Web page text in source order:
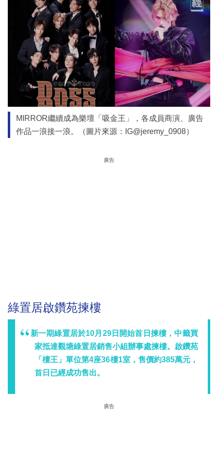
MIRROR繼續成為樂壇「吸金王」，各成員商演、廣告
作品一浪接一浪。（圖片來源：IG@jeremy_0908）
廣告
綠置居啟鑽苑揀樓
新一期綠置居於10月29日開始首日揀樓，中籤買
家抵達觀塘綠置居銷售小組辦事處揀樓。啟鑽苑
「樓王」單位第4座36樓1室，售價約385萬元，
首日已經成功售出。
廣告